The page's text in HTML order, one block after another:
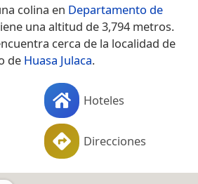
colina en Departamento de
una altitud de 3,794 metros.
cerca de la localidad de
de Huasa Julaca.
Hoteles
Direcciones